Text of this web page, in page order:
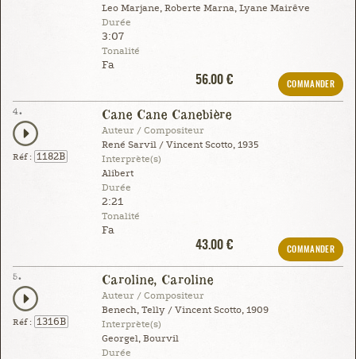
Leo Marjane, Roberte Marna, Lyane Mairêve
Durée
3:07
Tonalité
Fa
56.00 €
COMMANDER
4.
Réf : 1182B
Cane Cane Canebière
Auteur / Compositeur
René Sarvil / Vincent Scotto, 1935
Interprète(s)
Alibert
Durée
2:21
Tonalité
Fa
43.00 €
COMMANDER
5.
Réf : 1316B
Caroline, Caroline
Auteur / Compositeur
Benech, Telly / Vincent Scotto, 1909
Interprète(s)
Georgel, Bourvil
Durée